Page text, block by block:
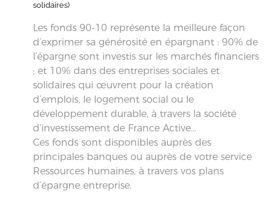
solidaires)
Les fonds 90-10 représente la meilleure façon
d’exprimer sa générosité en épargnant : 90% de
l’épargne sont investis sur les marchés financiers
; et 10% dans des entreprises sociales et
solidaires qui œuvrent pour la création
d’emplois, le logement social ou le
développement durable, à travers la société
d’investissement de France Active…
Ces fonds sont disponibles auprès des
principales banques ou auprès de votre service
Ressources humaines, à travers vos plans
d’épargne entreprise.